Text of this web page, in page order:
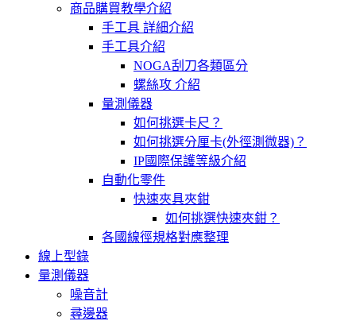
商品購買教學介紹
手工具 詳細介紹
手工具介紹
NOGA刮刀各類區分
螺絲攻 介紹
量測儀器
如何挑選卡尺？
如何挑選分厘卡(外徑測微器)？
IP國際保護等級介紹
自動化零件
快速夾具夾鉗
如何挑選快速夾鉗？
各國線徑規格對應整理
線上型錄
量測儀器
噪音計
尋邊器